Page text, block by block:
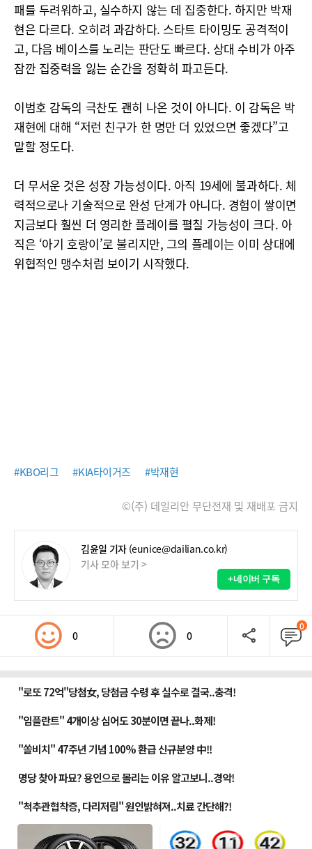
패를 두려워하고, 실수하지 않는 데 집중한다. 하지만 박재
현은 다르다. 오히려 과감하다. 스타트 타이밍도 공격적이
고, 다음 베이스를 노리는 판단도 빠르다. 상대 수비가 아주
잠깐 집중력을 잃는 순간을 정확히 파고든다.
이범호 감독의 극찬도 괜히 나온 것이 아니다. 이 감독은 박
재현에 대해 “저런 친구가 한 명만 더 있었으면 좋겠다”고
말할 정도다.
더 무서운 것은 성장 가능성이다. 아직 19세에 불과하다. 체
력적으로나 기술적으로 완성 단계가 아니다. 경험이 쌓이면
지금보다 훨씬 더 영리한 플레이를 펼칠 가능성이 크다. 아
직은 ‘아기 호랑이’로 불리지만, 그의 플레이는 이미 상대에
위협적인 맹수처럼 보이기 시작했다.
#KBO리그 #KIA타이거즈 #박재현
©(주) 데일리안 무단전재 및 재배포 금지
김윤일 기자 (eunice@dailian.co.kr)
기사 모아 보기 >
+네이버 구독
0 0
0